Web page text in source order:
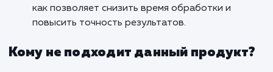
улучшения производительности базы
MySQL является критически важной для e-
надежная работа базы данных имеет прямое